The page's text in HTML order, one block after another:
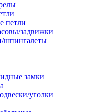
петли
задвижки
шпингалеты
замки
уголки